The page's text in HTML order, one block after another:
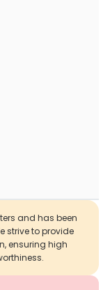
and has been
strive to provide
ensuring high